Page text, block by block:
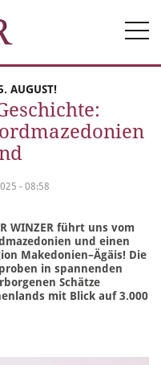
AUGUST!
- 08:58
WINZER führt uns vom
und einen
Makedonien–Ägäis! Die
in spannenden
Schätze
mit Blick auf 3.000